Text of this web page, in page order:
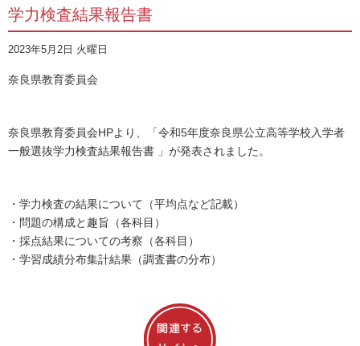
学力検査結果報告書
2023年5月2日 火曜日
奈良県教育委員会
奈良県教育委員会HPより、「令和5年度奈良県公立高等学校入学者
一般選抜学力検査結果報告書 」が発表されました。
・学力検査の結果について（平均点など記載）
・問題の構成と趣旨（各科目）
・採点結果についての考察（各科目）
・学習成績分布集計結果（調査書の分布）